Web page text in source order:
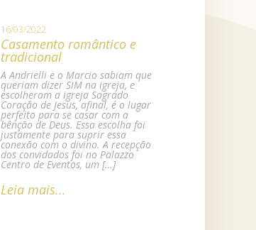
16/03/2022
Casamento romântico e
tradicional
A Andrielli e o Marcio sabiam que
queriam dizer SIM na igreja, e
escolheram a igreja Sagrado
Coração de Jesus, afinal, é o lugar
perfeito para se casar com a
bênção de Deus. Essa escolha foi
justamente para suprir essa
conexão com o divino. A recepção
dos convidados foi no Palazzo
Centro de Eventos, um […]
Leia mais...